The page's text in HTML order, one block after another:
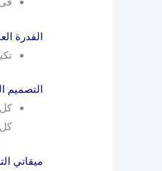
القدرة
تكييف ذو قدرة
التصميم
ميقاتي